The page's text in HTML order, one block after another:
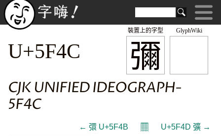
GlyphWiki
彌
裝置上的字型
U+5F4C
CJK UNIFIED IDEOGRAPH-
5F4C
← 彋 U+5F4B 𝄜 U+5F4D 彍 →